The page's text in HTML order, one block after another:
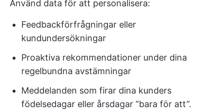
Använd data för att personalisera:
Feedbackförfrågningar eller
kundundersökningar
Proaktiva rekommendationer under dina
regelbundna avstämningar
Meddelanden som firar dina kunders
födelsedagar eller årsdagar ”bara för att”.